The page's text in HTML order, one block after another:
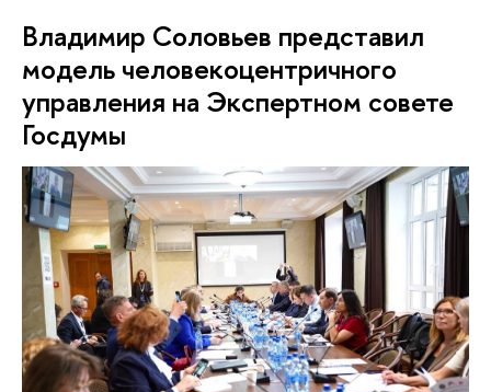
Владимир Соловьев представил
модель человекоцентричного
управления на Экспертном совете
Госдумы